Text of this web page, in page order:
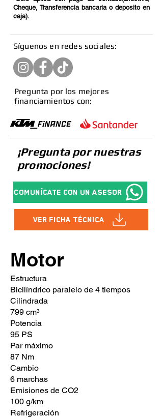
Cheque, Transferencia bancaria o deposito en
caja).
​Síguenos en redes sociales:
Pregunta por los mejores
financiamientos con:
¡Pregunta por nuestras
promociones!
Comunícate con un asesor
Ver Ficha Técnica
Motor
Estructura
Bicilíndrico paralelo de 4 tiempos
Cilindrada
799 cm³
Potencia
95 PS
Par máximo
87 Nm
Cambio
6 marchas
Emisiones de CO2
100 g/km
Refrigeración